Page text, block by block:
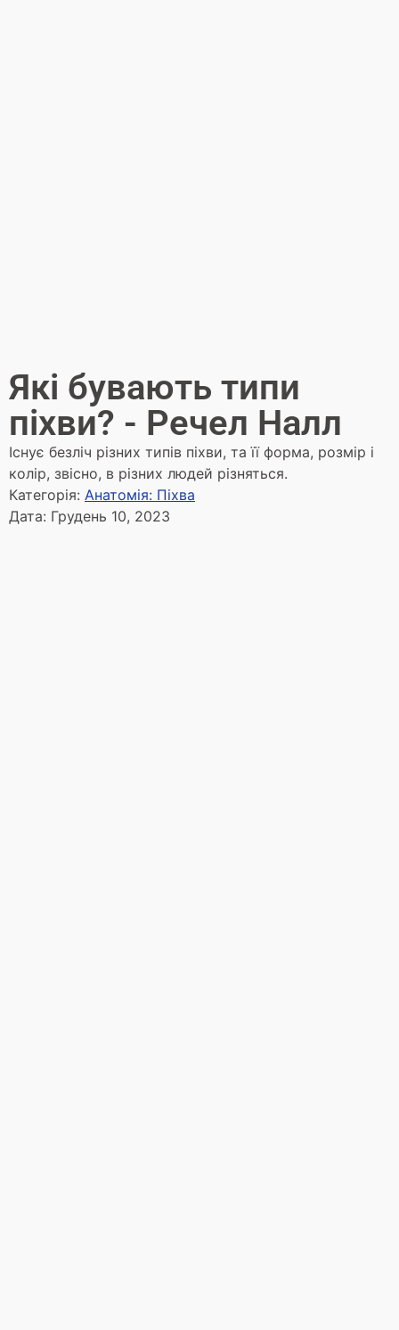
Які бувають типи
піхви? - Речел Налл
Існує безліч різних типів піхви, та її форма, розмір і
колір, звісно, в різних людей різняться.
Категорія: Анатомія: Піхва
Дата: Грудень 10, 2023